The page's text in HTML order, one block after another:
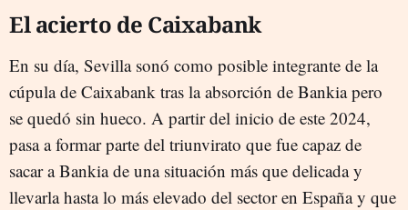
El acierto de Caixabank
En su día, Sevilla sonó como posible integrante de la
cúpula de Caixabank tras la absorción de Bankia pero
se quedó sin hueco. A partir del inicio de este 2024,
pasa a formar parte del triunvirato que fue capaz de
sacar a Bankia de una situación más que delicada y
llevarla hasta lo más elevado del sector en España y que